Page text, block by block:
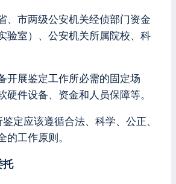
、市两级公安机关经侦部门资金
验室）、公安机关所属院校、科
开展鉴定工作所必需的固定场
硬件设备、资金和人员保障等。
定应该遵循合法、科学、公正、
的工作原则。
托